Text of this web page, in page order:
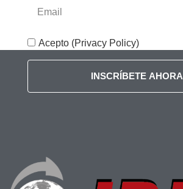
Acepto (Privacy Policy)
INSCRÍBETE AHORA